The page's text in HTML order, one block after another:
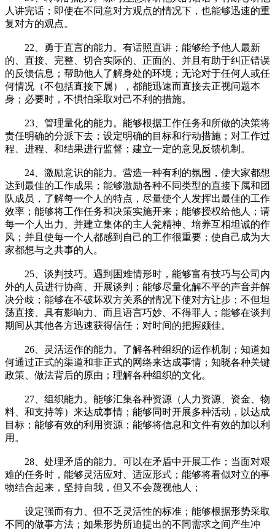
人讲完话；即使在不同意对方观点的情况下，也能够迅速的重
复对方的观点。
22、勇于直言的能力。有话照直讲；能够给予他人最新
的、直接、完整、切合实际的、正面的、并且有助于纠正错误
的反馈信息；帮助他人了解身处的环境；无论对于任何人或任
何情况（不包括直接下属），都能迅速而直接去正视问题本
身；必要时，不惧怕采取对己不利的措施。
23、管理量化的能力。能够根据工作任务和所做的决策将
责任明确的分派下去；设定明确的目标和行动措施；对工作过
程、进程、和结果进行监督；建立一定的意见反馈机制。
24、激励意识的能力。营造一种有利的氛围，使大家都想
达到最佳的工作成果；能够激励各种不同类型的直接下属和团
队成员，了解每一个人的特点，尽量使个人发挥出最佳的工作
效率；能够将工作任务和决策实施开来；能够授权给他人；请
每一个人出力、并建立集体的主人瓮精神、培养互相坦诚的作
风；并且使每一个人都感到自己的工作很重要；使自己成为大
家都想与之共事的人。
25、谈判技巧。遇到困难情形时，能够富有技巧与公司内
外的人员进行协商、开展谈判；能够尽量化解不平的声音并解
决分歧；能够在不破坏双方关系的情况下使对方让步；不但坦
荡直接、具有影响力、而且语言巧妙、不得罪人；能够在谈判
期间从其他各方迅速获得信任；对时间的把握颇佳。
26、灵活运作的能力。了解各种组织的运作机制；知道如
何通过正式的渠道和非正式的网络来达成事情；知晓各种关键
政策、做法背后的原由；理解各种组织的文化。
27、组织能力。能够汇集各种资源（人力资源、资金、物
料、和支持等）来达成事情；能够同时开展多种活动，以达成
目标；能够有效的利用资源；能够将信息和文件有效的加以利
用。
28、处理矛盾的能力。可以在矛盾中开展工作；当面对艰
难的任务时，能够灵活应对、适应形式；能够将看似对立的事
物结合起来，坚持自我，但又不会蔑视他人；
设定强而有力、但不乏灵活性的标准；能够根据形势采取
不同的做事方法；如果形势所迫提出的不同需求之间产生冲